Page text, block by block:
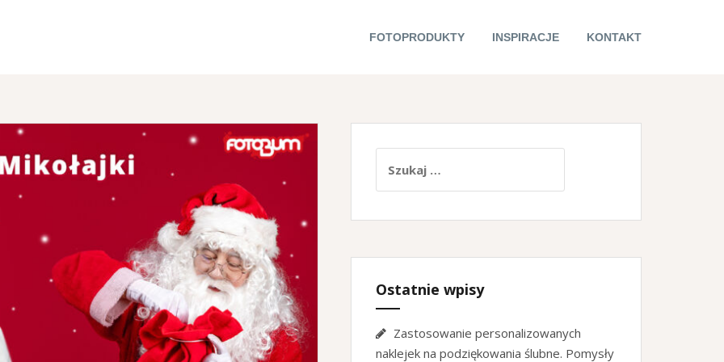
FOTOPRODUKTY INSPIRACJE KONTAKT
Ostatnie wpisy
Zastosowanie personalizowanych
naklejek na podziękowania ślubne. Pomysły